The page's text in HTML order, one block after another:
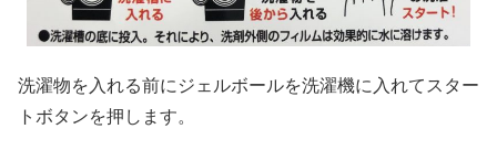
洗濯物を入れる前にジェルボールを洗濯機に入れてスター
トボタンを押します。